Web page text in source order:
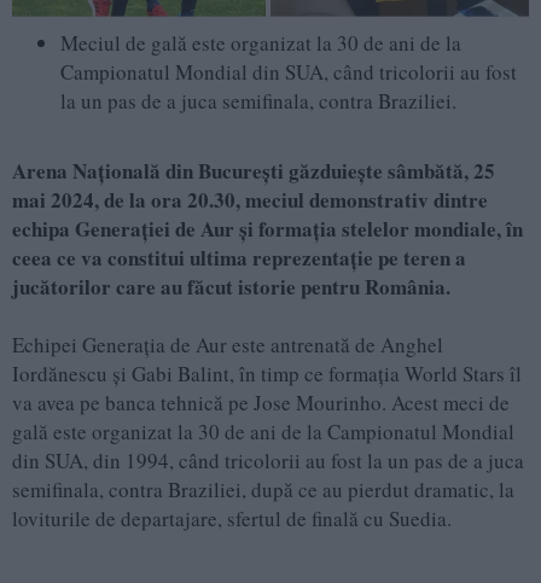
Meciul de gală este organizat la 30 de ani de la
Campionatul Mondial din SUA, când tricolorii au fost
la un pas de a juca semifinala, contra Braziliei.
Arena Națională din București găzduiește sâmbătă, 25
mai 2024, de la ora 20.30, meciul demonstrativ dintre
echipa Generației de Aur și formația stelelor mondiale, în
ceea ce va constitui ultima reprezentație pe terena
jucătorilor care au făcut istorie pentru România.
Echipei Generaţia de Aur este antrenată de Anghel
Iordănescu şi Gabi Balint, în timp ce formația World Stars îl
va avea pe banca tehnică pe Jose Mourinho. Acest meci de
gală este organizat la 30 de ani de la Campionatul Mondial
din SUA, din 1994, când tricolorii au fost la un pas de a juca
semifinala, contra Braziliei, după ce au pierdut dramatic, la
loviturile de departajare, sfertul de finală cu Suedia.